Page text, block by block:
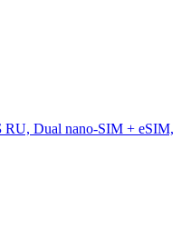
Dual nano-SIM + eSIM,